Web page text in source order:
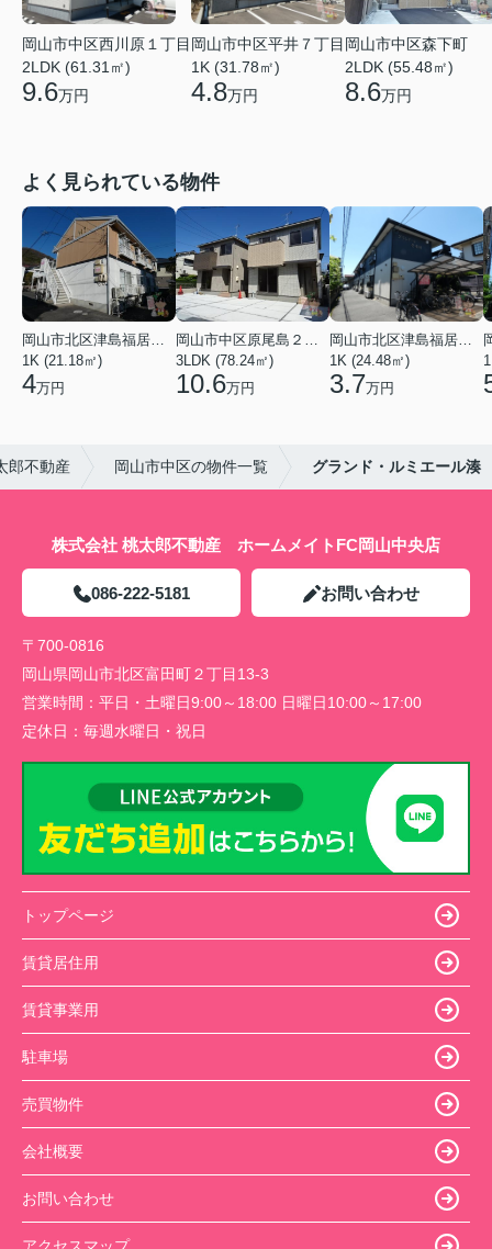
岡山市中区西川原１丁目
2LDK (61.31㎡)
9.6万円
岡山市中区平井７丁目
1K (31.78㎡)
4.8万円
岡山市中区森下町
2LDK (55.48㎡)
8.6万円
よく見られている物件
岡山市北区津島福居１丁目
1K (21.18㎡)
4万円
岡山市中区原尾島２丁目
3LDK (78.24㎡)
10.6万円
岡山市北区津島福居１丁目
1K (24.48㎡)
3.7万円
郎不動産 岡山市中区の物件一覧 グランド・ルミエール湊
株式会社 桃太郎不動産 ホームメイトFC岡山中央店
086-222-5181 お問い合わせ
〒700-0816
岡山県岡山市北区富田町２丁目13-3
営業時間： 平日・土曜日9:00～18:00 日曜日10:00～17:00
定休日： 毎週水曜日・祝日
トップページ
賃貸居住用
賃貸事業用
駐車場
売買物件
会社概要
お問い合わせ